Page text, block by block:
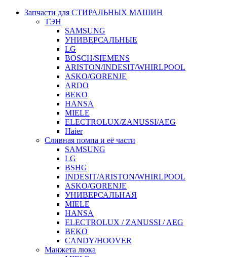
Запчасти для СТИРАЛЬНЫХ МАШИН
ТЭН
SAMSUNG
УНИВЕРСАЛЬНЫЕ
LG
BOSCH/SIEMENS
ARISTON/INDESIT/WHIRLPOOL
ASKO/GORENJE
ARDO
BEKO
HANSA
MIELE
ELECTROLUX/ZANUSSI/AEG
Haier
Сливная помпа и её части
SAMSUNG
LG
BSHG
INDESIT/ARISTON/WHIRLPOOL
ASKO/GORENJE
УНИВЕРСАЛЬНАЯ
MIELE
HANSA
ELECTROLUX / ZANUSSI / AEG
BEKO
CANDY/HOOVER
Манжета люка